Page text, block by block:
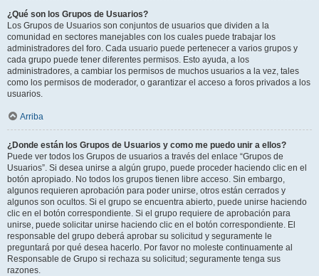
¿Qué son los Grupos de Usuarios?
Los Grupos de Usuarios son conjuntos de usuarios que dividen a la
comunidad en sectores manejables con los cuales puede trabajar los
administradores del foro. Cada usuario puede pertenecer a varios grupos y
cada grupo puede tener diferentes permisos. Esto ayuda, a los
administradores, a cambiar los permisos de muchos usuarios a la vez, tales
como los permisos de moderador, o garantizar el acceso a foros privados a los
usuarios.
Arriba
¿Donde están los Grupos de Usuarios y como me puedo unir a ellos?
Puede ver todos los Grupos de usuarios a través del enlace “Grupos de
Usuarios”. Si desea unirse a algún grupo, puede proceder haciendo clic en el
botón apropiado. No todos los grupos tienen libre acceso. Sin embargo,
algunos requieren aprobación para poder unirse, otros están cerrados y
algunos son ocultos. Si el grupo se encuentra abierto, puede unirse haciendo
clic en el botón correspondiente. Si el grupo requiere de aprobación para
unirse, puede solicitar unirse haciendo clic en el botón correspondiente. El
responsable del grupo deberá aprobar su solicitud y seguramente le
preguntará por qué desea hacerlo. Por favor no moleste continuamente al
Responsable de Grupo si rechaza su solicitud; seguramente tenga sus
razones.